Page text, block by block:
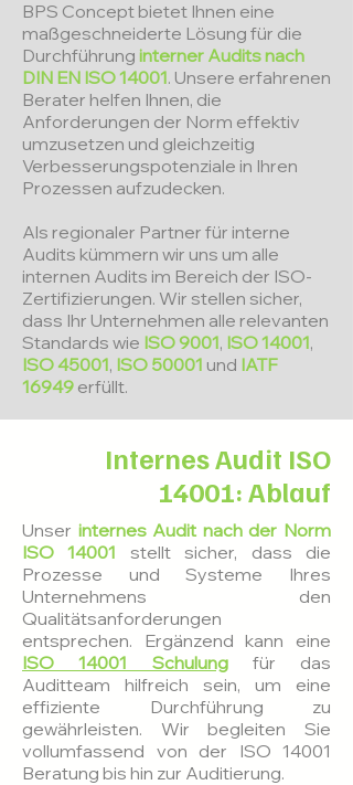
BPS Concept bietet Ihnen eine
maßgeschneiderte Lösung für die
Durchführung interner Audits nach
DIN EN ISO 14001. Unsere erfahrenen
Berater helfen Ihnen, die
Anforderungen der Norm effektiv
umzusetzen und gleichzeitig
Verbesserungspotenziale in Ihren
Prozessen aufzudecken.
Als regionaler Partner für interne
Audits kümmern wir uns um alle
internen Audits im Bereich der ISO-
Zertifizierungen. Wir stellen sicher,
dass Ihr Unternehmen alle relevanten
Standards wie ISO 9001, ISO 14001,
ISO 45001, ISO 50001 und IATF
16949 erfüllt.
Internes Audit ISO
14001: Ablauf
Unser internes Audit nach der Norm
ISO 14001 stellt sicher, dass die
Prozesse und Systeme Ihres
Unternehmens den
Qualitätsanforderungen
entsprechen. Ergänzend kann eine
ISO 14001 Schulungfür das
Auditteam hilfreich sein, um eine
effiziente Durchführung zu
gewährleisten. Wir begleiten Sie
vollumfassend von der ISO 14001
Beratung bis hin zur Auditierung.